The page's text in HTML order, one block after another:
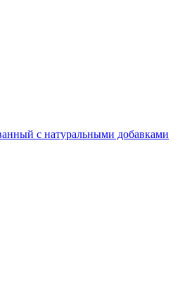
с натуральными добавками